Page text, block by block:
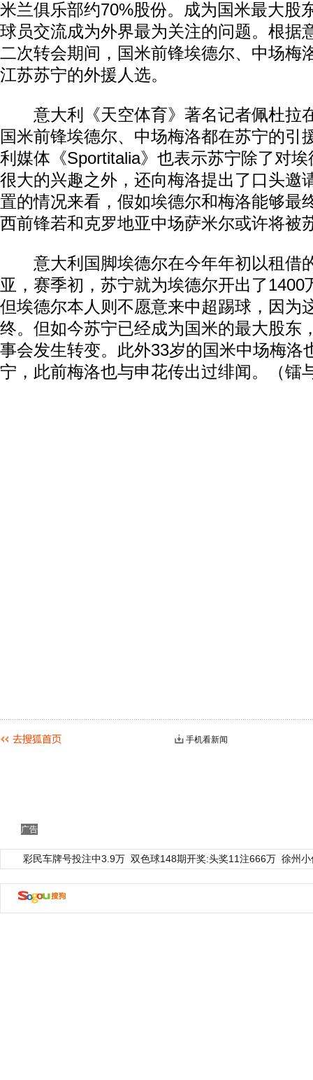
米兰俱乐部约70%股份。成为国米最大股
球员交流成为外界最为关注的问题。根据
二次转会期间，国米前锋埃德尔、中场梅
江苏苏宁的外援人选。
意大利《天空体育》著名记者佩杜拉
国米前锋埃德尔、中场梅洛都在苏宁的引
利媒体《Sportitalia》也表示苏宁除了对
很大的兴趣之外，还向梅洛提出了口头邀
置的情况来看，假如埃德尔和梅洛能够最
西前锋若和克罗地亚中场萨米尔或许将被
意大利国脚埃德尔在今年年初以租借
亚，赛季初，苏宁就为埃德尔开出了1400
但埃德尔本人则不愿意来中超踢球，因为
终。但如今苏宁已经成为国米的最大股东
事会发生转变。此外33岁的国米中场梅洛
宁，此前梅洛也与申花传出过绯闻。（镭
手机看新闻
广告
彩民车牌号投注中3.9万 双色球148期开奖:头奖11注666万 徐州